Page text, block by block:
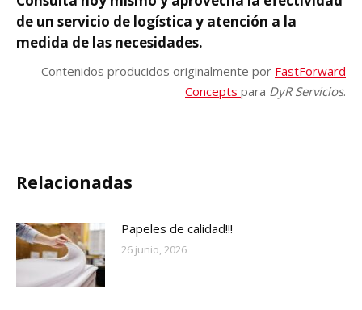
de un servicio de logística y atención a la
medida de las necesidades.
Contenidos producidos originalmente por FastForward
Concepts para DyR Servicios.
Relacionadas
Papeles de calidad!!!
26 junio, 2026